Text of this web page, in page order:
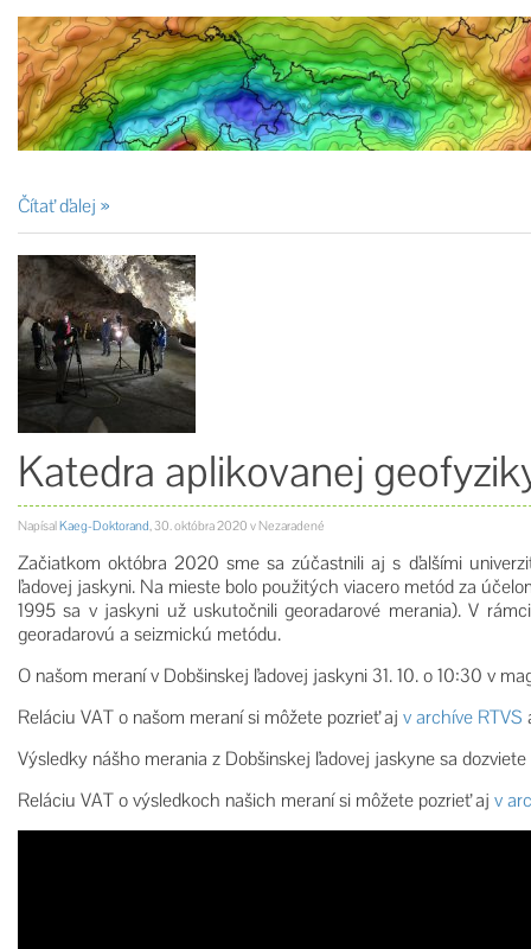
Čítať ďalej
Katedra aplikovanej
NapísalKaeg-Doktorand,30. októbra 2020 v Nezaradené
Začiatkom októbra 2020 sme sa zúčastnili aj s ďalšími
ľadovej jaskyni. Na mieste bolo použitých viacero metód za
1995 sa v jaskyni už uskutočnili georadarové merania). V
georadarovú a seizmickú metódu.
O našom meraní v Dobšinskej ľadovej jaskyni 31. 10. o 10:30 v
Reláciu VAT o našom meraní si môžete pozrieť aj v archíve RTVS
Výsledky nášho merania z Dobšinskej ľadovej jaskyne sa dozviete
Reláciu VAT o výsledkoch našich meraní si môžete pozrieť aj v